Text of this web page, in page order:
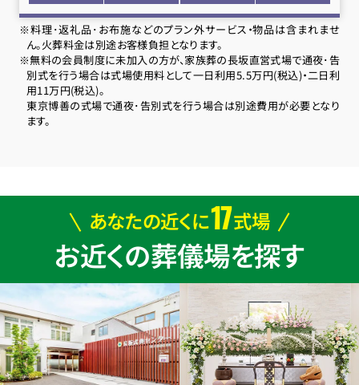
※料理･返礼品･お布施などのプラン外サービス・物品は含まれませ
ん。火葬料金は別途お客様負担となります。
※無料の会員制度に未加入の方が、家族葬の長坂直営式場で通夜･告
別式を行う場合は式場使用料として一日利用5.5万円(税込)・二日利
用11万円(税込)。
東京博善の式場で通夜･告別式を行う場合は別途費用が必要となり
ます。
あなたの近くに17式場
お近くの葬儀場を探す